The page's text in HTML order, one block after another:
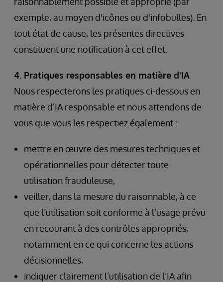
exemple, au moyen d'icônes ou d'infobulles). En
tout état de cause, les présentes directives
constituent une notification à cet effet.
4. Pratiques responsables en matière d'IA
Nous respecterons les pratiques ci-dessous en
matière d’IA responsable et nous attendons de
vous que vous les respectiez également :
mettre en œuvre des mesures techniques et
opérationnelles pour détecter toute
utilisation frauduleuse,
veiller, dans la mesure du raisonnable, à ce
que l’utilisation soit conforme à l’usage prévu
en recourant à des contrôles appropriés,
notamment en ce qui concerne les actions
décisionnelles,
indiquer clairement l’utilisation de l’IA afin